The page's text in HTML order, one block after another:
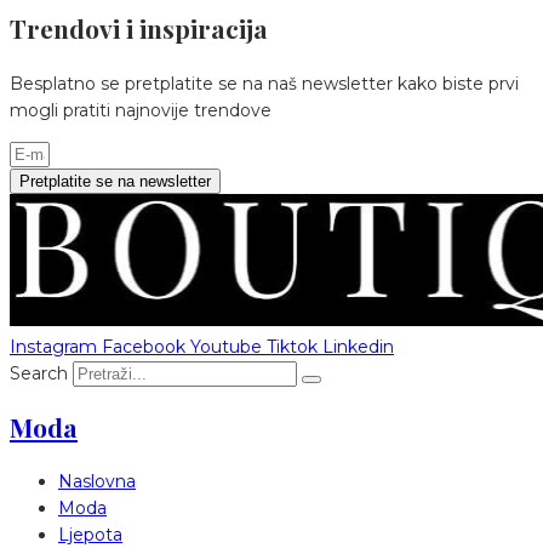
Trendovi i inspiracija
Besplatno se pretplatite se na naš newsletter kako biste prvi
mogli pratiti najnovije trendove
Pretplatite se na newsletter
Instagram Facebook Youtube Tiktok Linkedin
Search
Moda
Naslovna
Moda
Ljepota